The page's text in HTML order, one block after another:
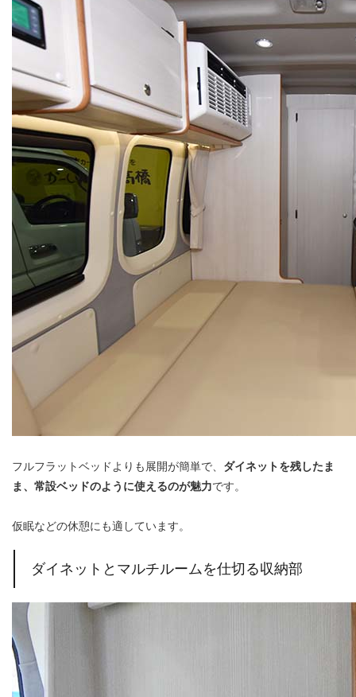
フルフラットベッドよりも展開が簡単で、 ダイネットを残したま
ま、常設ベッドのように使えるのが魅力です。
仮眠などの休憩にも適しています。
ダイネットとマルチルームを仕切る収納部